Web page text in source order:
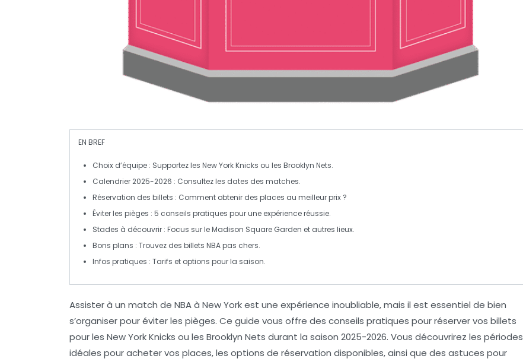
EN BREF
Choix d’équipe : Supportez les New York Knicks ou les Brooklyn Nets.
Calendrier 2025-2026 : Consultez les dates des matches.
Réservation des billets : Comment obtenir des places au meilleur prix ?
Éviter les pièges : 5 conseils pratiques pour une expérience réussie.
Stades à découvrir : Focus sur leMadison Square Garden et autres lieux.
Bons plans : Trouvez des billets NBA pas chers.
Infos pratiques : Tarifs et options pour la saison.
Assister à un match de NBAà New Yorkest une expérience inoubliable, mais il est essentiel de bien
s’organiser pour éviter les pièges. Ce guide vous offre des conseils pratiques pour réserver vos billets
pour les New York Knicks ou les Brooklyn Nets durant la saison 2025-2026. Vous découvrirez les périodes
idéales pour acheter vos places, les options de réservation disponibles, ainsi que des astuces pour